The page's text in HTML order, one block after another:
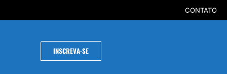
CONTATO
INSCREVA-SE